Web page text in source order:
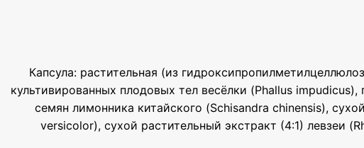
Капсула: растительная (из
культивированных плодовых тел весёлки (Phallus
семян лимонника китайского (Schisandra chinensis),
versicolor), сухой растительный экстракт (4:1) левзеи